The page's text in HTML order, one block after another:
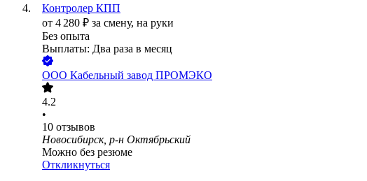
Контролер КПП
от 4 280 ₽ за смену, на руки
Без опыта
Выплаты: Два раза в месяц
ООО Кабельный завод ПРОМЭКО
4.2
•
10 отзывов
Новосибирск, р-н Октябрьский
Можно без резюме
Откликнуться